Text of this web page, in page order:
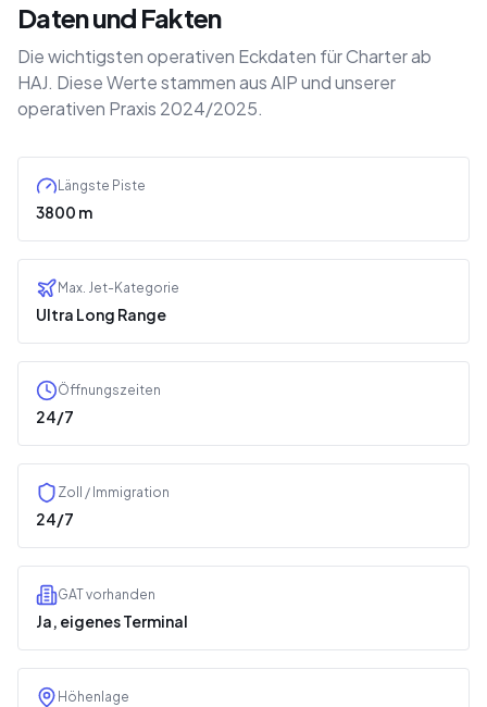
Daten und Fakten
Die wichtigsten operativen Eckdaten für Charter ab
HAJ. Diese Werte stammen aus AIP und unserer
operativen Praxis 2024/2025.
Längste Piste
3800 m
Max. Jet-Kategorie
Ultra Long Range
Öffnungszeiten
24/7
Zoll / Immigration
24/7
GAT vorhanden
Ja, eigenes Terminal
Höhenlage